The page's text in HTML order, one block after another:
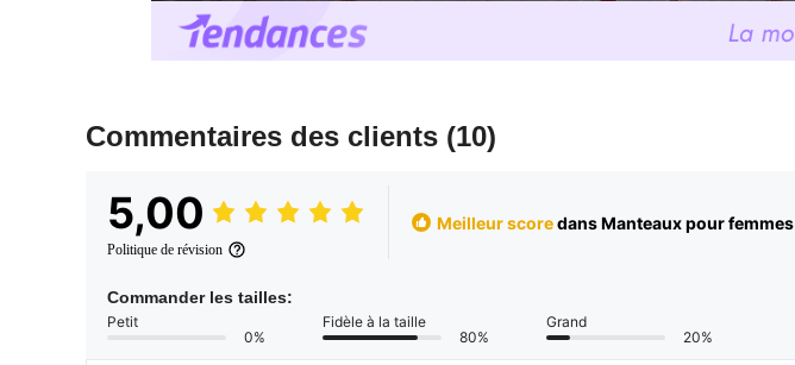
Commentaires des clients (10)
5,00
Politique de révision
Meilleur scoredans Manteaux pour femmes
Commander les tailles:
Petit
0%
Fidèle à la taille
80%
Grand
20%